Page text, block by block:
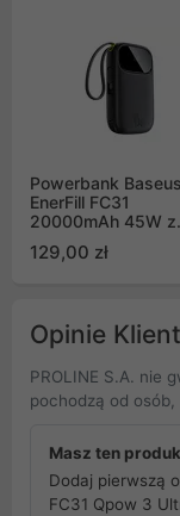
Powerbank Baseus
EnerFill FC31
20000mAh 45W z
wyświetlaczem z
kablami USB-C i
129,00 zł
Opinie
PROLINE S.A. nie
pochodzą od osób,
Masz ten
Dodaj pierwszą
FC31 Qpow 3